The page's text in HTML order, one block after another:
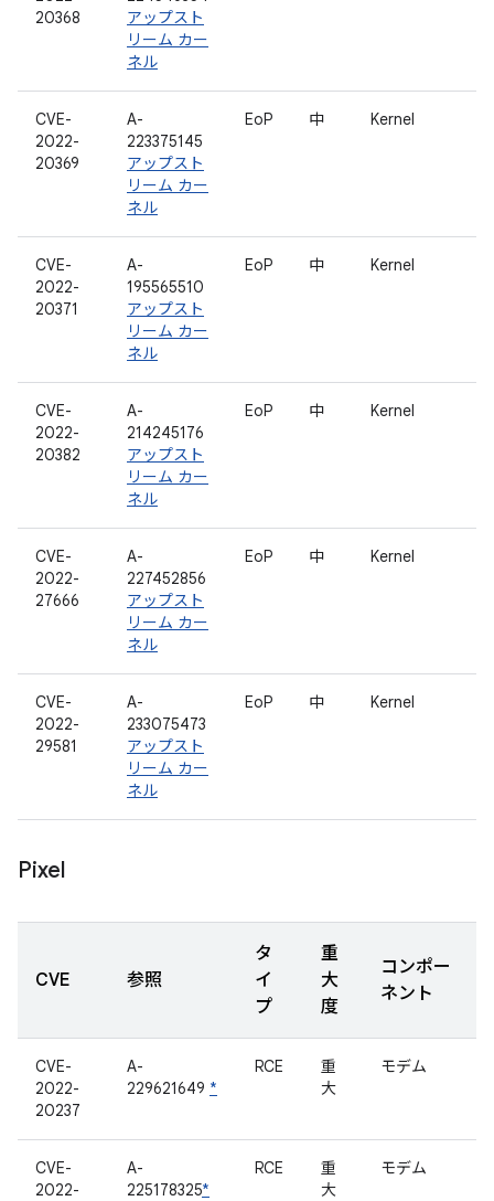
20368
アップスト
リーム カー
ネル
CVE-
2022-
20369
A-
223375145
アップスト
リーム カー
ネル
EoP 中 Kernel
CVE-
2022-
20371
A-
195565510
アップスト
リーム カー
ネル
EoP 中 Kernel
CVE-
2022-
20382
A-
214245176
アップスト
リーム カー
ネル
EoP 中 Kernel
CVE-
2022-
27666
A-
227452856
アップスト
リーム カー
ネル
EoP 中 Kernel
CVE-
2022-
29581
A-
233075473
アップスト
リーム カー
ネル
EoP 中 Kernel
Pixel
CVE 参照
タ
イ
プ
重
大
度
コンポー
ネント
CVE-
2022-
20237
A-
229621649 *
RCE
重
大
モデム
CVE-
2022-
A-
225178325*
RCE
重
大
モデム